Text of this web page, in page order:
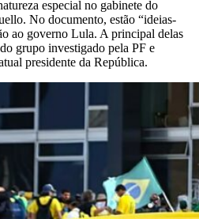
especial no gabinete do
No documento, estão “ideias-
ao governo Lula. A principal delas
grupo investigado pela PF e
presidente da República.